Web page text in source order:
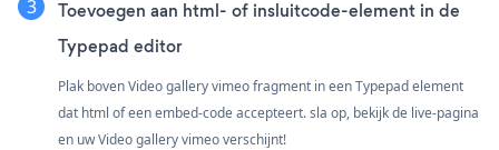
Toevoegen aan html- of insluitcode-element in de
Typepad editor
Plak boven Video gallery vimeo fragment in een Typepad element
dat html of een embed-code accepteert. sla op, bekijk de live-pagina
en uw Video gallery vimeo verschijnt!